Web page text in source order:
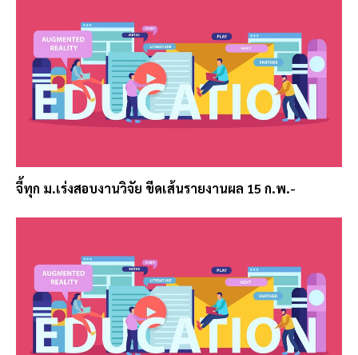
จี้ทุก ม.เร่งสอบงานวิจัย ขีดเส้นรายงานผล 15 ก.พ.-